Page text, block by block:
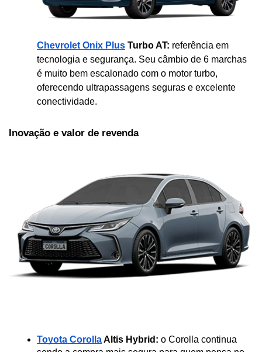
Chevrolet Onix Plus Turbo AT: referência em
tecnologia e segurança. Seu câmbio de 6 marchas
é muito bem escalonado com o motor turbo,
oferecendo ultrapassagens seguras e excelente
conectividade.
Inovação e valor de revenda
Toyota Corolla Altis Hybrid: o Corolla continua